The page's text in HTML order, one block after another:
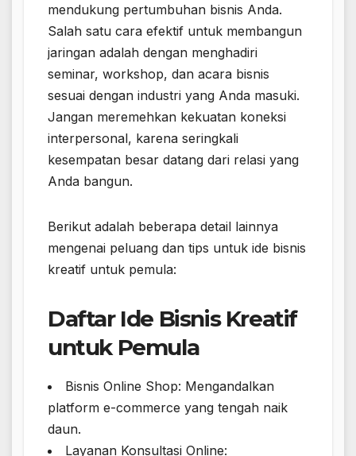
mendukung pertumbuhan bisnis Anda.
Salah satu cara efektif untuk membangun
jaringan adalah dengan menghadiri
seminar, workshop, dan acara bisnis
sesuai dengan industri yang Anda masuki.
Jangan meremehkan kekuatan koneksi
interpersonal, karena seringkali
kesempatan besar datang dari relasi yang
Anda bangun.
Berikut adalah beberapa detail lainnya
mengenai peluang dan tips untuk ide bisnis
kreatif untuk pemula:
Daftar Ide Bisnis Kreatif
untuk Pemula
Bisnis Online Shop: Mengandalkan
platform e-commerce yang tengah naik
daun.
Layanan Konsultasi Online: